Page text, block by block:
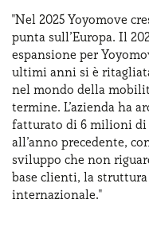
"Nel 2025 Yoyomove
punta sull’Europa. Il
espansione per
ultimi anni si è
nel mondo della
termine. L’azienda ha
fatturato di 6 milioni di
all’anno precedente,
sviluppo che non
base clienti, la
internazionale."